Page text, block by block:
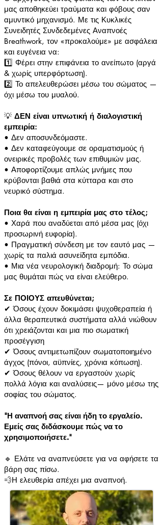
μας αποθηκεύει τραύματα και φόβους σαν
αμυντικό μηχανισμό. Με τις Κυκλικές
Συνειδητές Συνδεδεμένες Αναπνοές
Breathwork, τον «προκαλούμε» με ασφάλεια
και ευγένεια να:
1️⃣ Φέρει στην επιφάνεια το ανείπωτο (αργά
& χωρίς υπερφόρτωση).
2️⃣ Το απελευθερώσει μέσω του σώματος —
όχι μέσω του μυαλού.
💡 ΔΕΝ είναι υπνωτική ή διαλογιστική
εμπειρία:
• Δεν αποσυνδεόμαστε.
• Δεν καταφεύγουμε σε οραματισμούς ή
ονειρικές προβολές των επιθυμιών μας.
• Αποφορτίζουμε απλώς μνήμες που
κρύβονται βαθιά στα κύτταρα και στο
νευρικό σύστημα.
Ποια θα είναι η εμπειρία μας στο τέλος;
• Χαρά που αναδύεται από μέσα μας (όχι
προσωρινή ευφορία).
• Πραγματική σύνδεση με τον εαυτό μας —
χωρίς τα παλιά ασυνείδητα εμπόδια.
• Μια νέα νευρολογική διαδρομή: Το σώμα
μας θυμάται πώς να είναι ελεύθερο.
Σε ΠΟΙΟΥΣ απευθύνεται;
✔ Όσους έχουν δοκιμάσει ψυχοθεραπεία ή
άλλα θεραπευτικά συστήματα αλλά νιώθουν
ότι χρειάζονται και μια πιο σωματική
προσέγγιση
✔ Όσους αντιμετωπίζουν σωματοποιημένο
άγχος (πόνοι, αϋπνίες, χρόνια κόπωση).
✔ Όσους θέλουν να εργαστούν χωρίς
πολλά λόγια και αναλύσεις— μόνο μέσω της
σοφίας του σώματος.
"Η αναπνοή σας είναι ήδη το εργαλείο.
Εμείς σας διδάσκουμε πώς να το
χρησιμοποιήσετε."
🔹 Ελάτε να αναπνεύσετε για να αφήσετε τα
βάρη σας πίσω.
💨Η ελευθερία απέχει μια αναπνοή.